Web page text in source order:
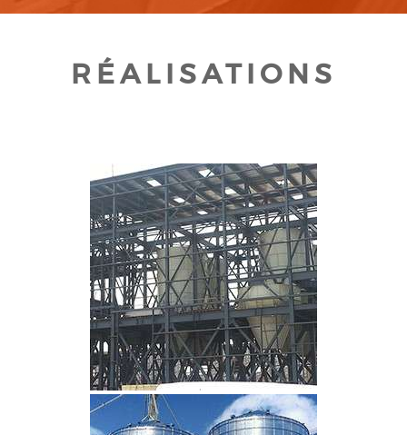
RÉALISATIONS
CLIQUEZ POUR AGRANDIR